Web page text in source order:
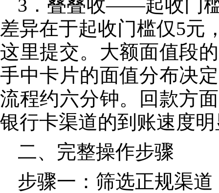
3．叠叠收——起收门
差异在于起收门槛仅5元
这里提交。大额面值段
手中卡片的面值分布决
流程约六分钟。回款方
银行卡渠道的到账速度
二、完整操作步骤
步骤一：筛选正规渠